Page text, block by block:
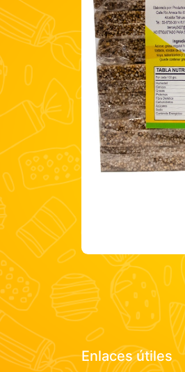
Enlaces útiles